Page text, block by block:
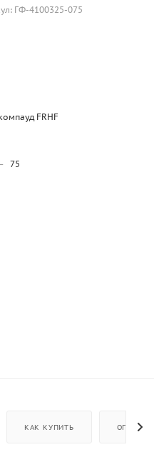
ГФ-4100325-075
FRHF
75
КАК КУПИТЬ ОПЛАТА